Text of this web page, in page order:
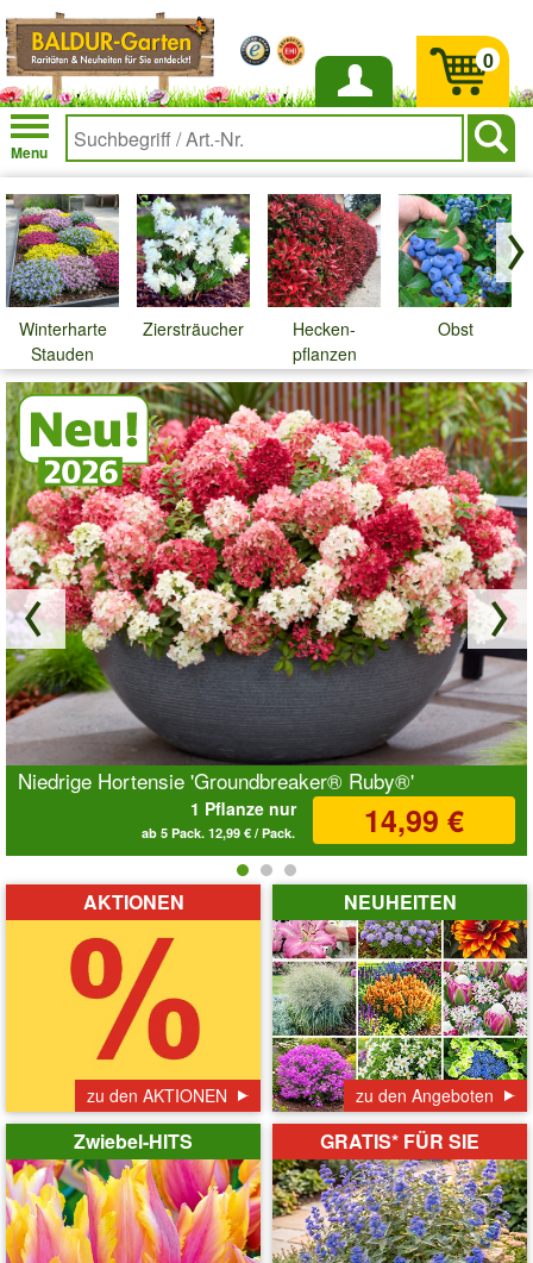
Anmelden
Menu
0
Winterharte
Stauden
Ziersträucher
Hecken-
pflanzen
Obst
Niedrige Hortensie 'Groundbreaker® Ruby®'
1 Pflanze nur 14,99 €
ab 5 Pack. 12,99 € / Pack.
AKTIONEN
zu den AKTIONEN
NEUHEITEN
zu den Angeboten
Zwiebel-HITS GRATIS* FÜR SIE